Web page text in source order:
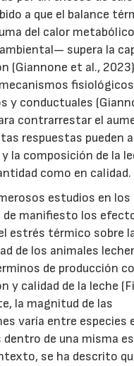
a que el balance
del calor
supera la
(Giannone et al.,
y conductuales
contrarrestar el
respuestas pueden
la composición de la
como en calidad.
estudios en los
de manifiesto los
estrés térmico sobre
de los animales
de producción
y calidad de la leche
la magnitud de las
varía entre especies
de una misma
se ha descrito